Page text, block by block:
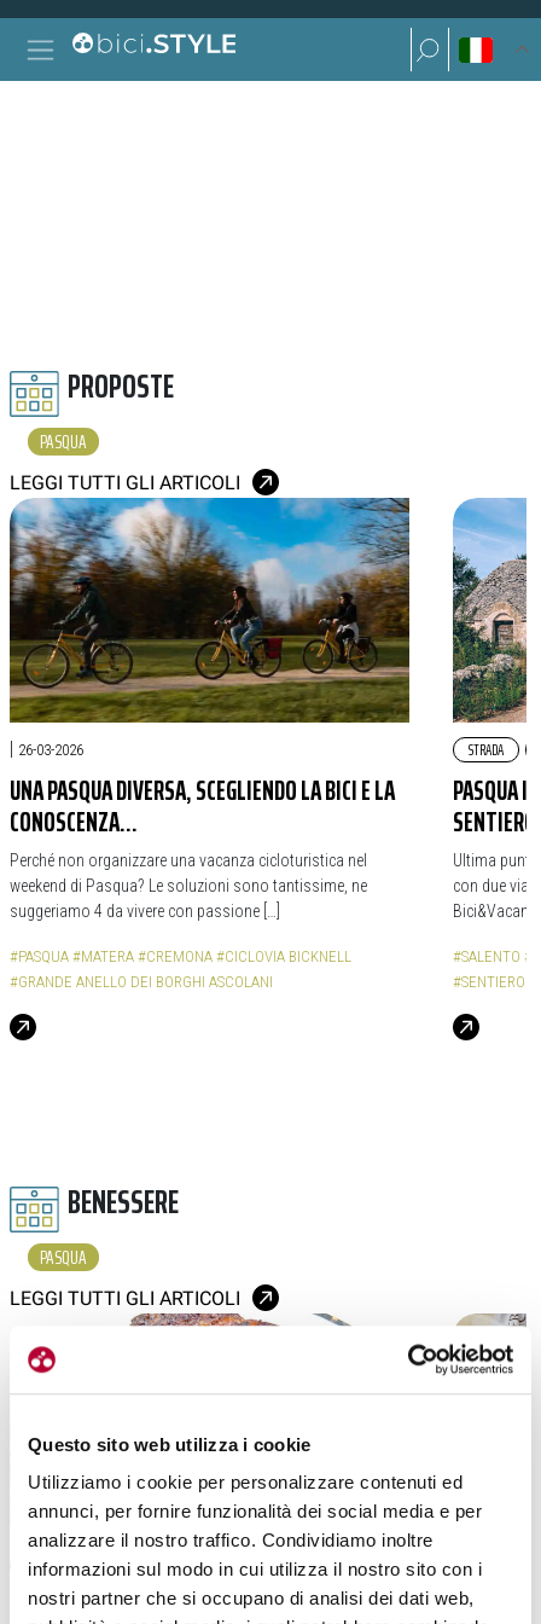
Questo sito web utilizza i cookie
Utilizziamo i cookie per personalizzare contenuti ed
annunci, per fornire funzionalità dei social media e per
analizzare il nostro traffico. Condividiamo inoltre
informazioni sul modo in cui utilizza il nostro sito con i
nostri partner che si occupano di analisi dei dati web,
Vai al contenuto
Navigazione principale
Ricerca per:
Ricerca per:
PROPOSTE
PASQUA
LEGGI TUTTI GLI ARTICOLI
| 26-03-2026
UNA PASQUA DIVERSA, SCEGLIENDO LA BICI E LA
CONOSCENZA…
Perché non organizzare una vacanza cicloturistica nel
weekend di Pasqua? Le soluzioni sono tantissime, ne
suggeriamo 4 da vivere con passione […]
#PASQUA #MATERA #CREMONA #CICLOVIA BICKNELL
#GRANDE ANELLO DEI BORGHI ASCOLANI
STRADA
PASQUA
Ultima
con due
#SALENTO
#SENTIERO
BENESSERE
PASQUA
LEGGI TUTTI GLI ARTICOLI
ALIMENTAZIONE |15-04-2025
PASQUA E L’AGNELLO IN TAVOLA: SCELTA DI APRIAMO